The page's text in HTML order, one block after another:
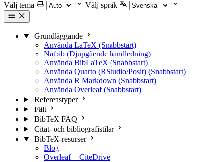
Välj tema
Välj språk
Grundläggande
Använda LaTeX (Snabbstart)
Natbib (Djupgående handledning)
Använda BibLaTeX (Snabbstart)
Använda Quarto (RStudio/Posit) (Snabbstart)
Använda R Markdown (Snabbstart)
Använda Overleaf (Snabbstart)
Referenstyper
Fält
BibTeX FAQ
Citat- och bibliografistilar
BibTeX-resurser
Blog
Overleaf + CiteDrive